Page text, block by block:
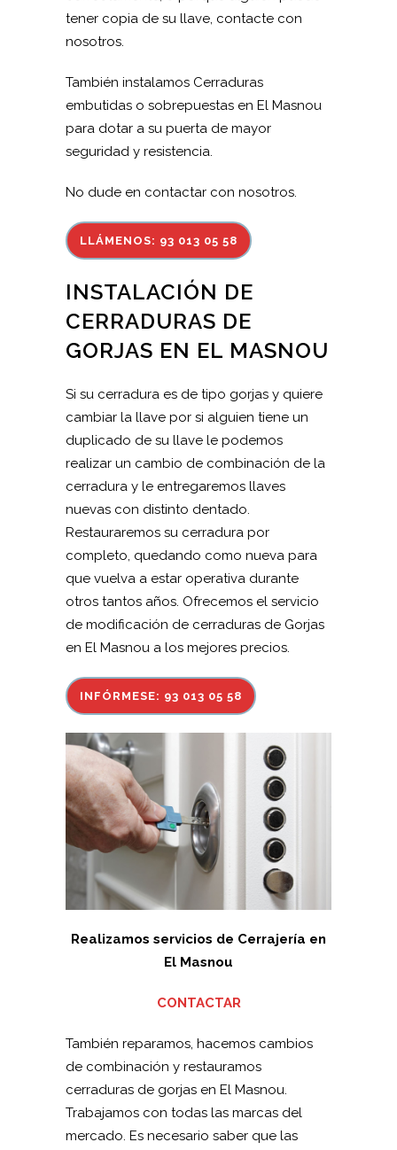
tener copia de su llave, contacte con
nosotros.
También instalamos Cerraduras
embutidas o sobrepuestas en El Masnou
para dotar a su puerta de mayor
seguridad y resistencia.
No dude en contactar con nosotros.
LLÁMENOS: 93 013 05 58
INSTALACIÓN DE
CERRADURAS DE
GORJAS EN EL MASNOU
Si su cerradura es de tipo gorjas y quiere
cambiar la llave por si alguien tiene un
duplicado de su llave le podemos
realizar un cambio de combinación de la
cerradura y le entregaremos llaves
nuevas con distinto dentado.
Restauraremos su cerradura por
completo, quedando como nueva para
que vuelva a estar operativa durante
otros tantos años. Ofrecemos el servicio
de modificación de cerraduras de Gorjas
en El Masnou a los mejores precios.
INFÓRMESE: 93 013 05 58
Realizamos servicios de Cerrajería en
El Masnou
CONTACTAR
También reparamos, hacemos cambios
de combinación y restauramos
cerraduras de gorjas en El Masnou.
Trabajamos con todas las marcas del
mercado. Es necesario saber que las